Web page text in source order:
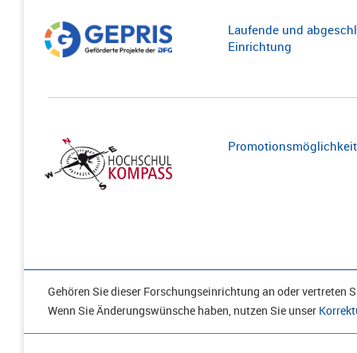
Laufende und
Einrichtung
Gehören Sie dieser Forschungseinrichtung an oder vertreten
Wenn Sie Änderungswünsche haben, nutzen Sie unser